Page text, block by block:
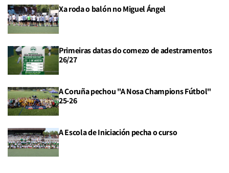
Xa roda o balón no Miguel Ángel
Primeiras datas do comezo de adestramentos
26/27
A Coruña pechou "A Nosa Champions Fútbol"
25-26
A Escola de Iniciación pecha o curso